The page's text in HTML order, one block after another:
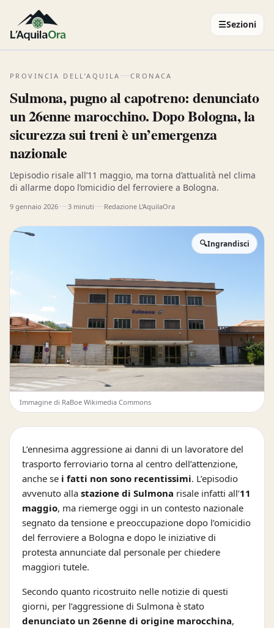
☰Sezioni
PROVINCIA DELL’AQUILA CRONACA
Sulmona, pugno al capotreno: denunciato
un 26enne marocchino. Dopo Bologna, la
sicurezza sui treni è un’emergenza
nazionale
L’episodio risale all’11 maggio, ma torna d’attualità nel clima
di allarme dopo l’omicidio del ferroviere a Bologna.
9 gennaio 2026 3 minuti Redazione L'AquilaOra
🔍Ingrandisci
Immagine di RaBoe Wikimedia Commons
L’ennesima aggressione ai danni di un lavoratore del
trasporto ferroviario torna al centro dell’attenzione,
anche se i fatti non sono recentissimi. L’episodio
avvenuto alla stazione di Sulmona risale infatti all’11
maggio, ma riemerge oggi in un contesto nazionale
segnato da tensione e preoccupazione dopo l’omicidio
del ferroviere a Bologna e dopo le iniziative di
protesta annunciate dal personale per chiedere
maggiori tutele.
Secondo quanto ricostruito nelle notizie di questi
giorni, per l’aggressione di Sulmona è stato
denunciato un 26enne di origine marocchina,